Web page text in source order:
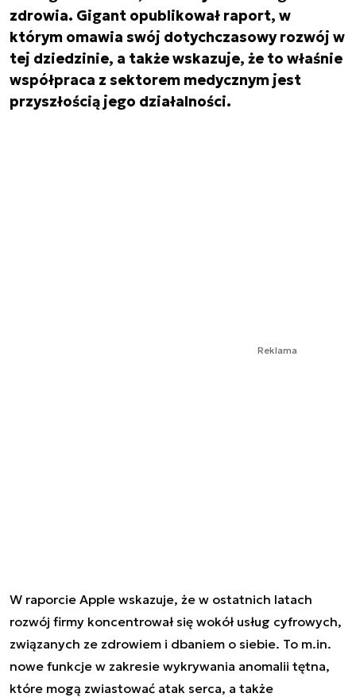
zdrowia. Gigant opublikował raport, w
którym omawia swój dotychczasowy rozwój w
tej dziedzinie, a także wskazuje, że to właśnie
współpraca z sektorem medycznym jest
przyszłością jego działalności.
Reklama
W raporcie Apple wskazuje, że w ostatnich latach
rozwój firmy koncentrował się wokół usług cyfrowych,
związanych ze zdrowiem i dbaniem o siebie. To m.in.
nowe funkcje w zakresie wykrywania anomalii tętna,
które mogą zwiastować atak serca, a także